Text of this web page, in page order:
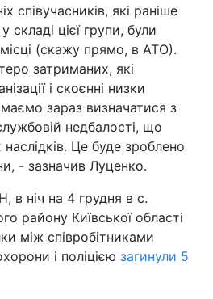
співучасників, які раніше
цієї групи, були
(скажу прямо, в АТО).
затриманих, які
і скоєнні низки
маємо зараз визначатися з
недбалості, що
Це буде зроблено
- зазначив Луценко.
в ніч на 4 грудня в с.
району Київської області
між співробітниками
і поліцією загинули 5